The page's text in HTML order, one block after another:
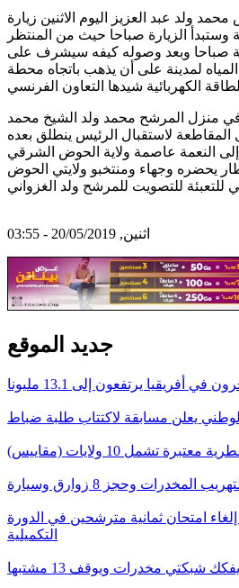
ولد عبد العزيز اليوم الاثنين زيارة
وستبدأ الزيارة صباحا حيث من المنتظر
صباحا وبعد وصوله كيفه سيشرف على
لمدينة على أن يذهب باتجاه محطة
في منزل المرشح محمد ولد الشيخ محمد
المقاطعة لاستقبال الرئيس ينطلق بعده
إلى النعمة عاصمة ولاية الحوض الشرقي
يحضره وجهاء ومنتخبو ولايتي الحوض
اثنين, 20/05/2019 - 03:55
جديد الموقع
أفريقيا يرتفعون إلى 13.1 مليونا
يعلن مسابقة لاكتتاب طلبة ضباط
تشمل 10 ولايات (مقاييس)
وحجز 8 زوارق وسيارة
إلغاء امتحان ثمانية مترشحين في الدورة
التكميلية
شبكتي مخدرات ويوقف 13 مشتبها